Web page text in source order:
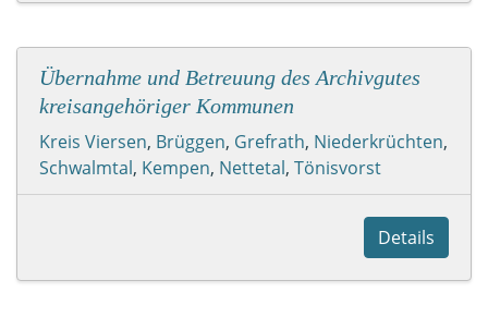
Übernahme und Betreuung des Archivgutes
kreisangehöriger Kommunen
Kreis Viersen, Brüggen, Grefrath, Niederkrüchten,
Schwalmtal, Kempen, Nettetal, Tönisvorst
Details